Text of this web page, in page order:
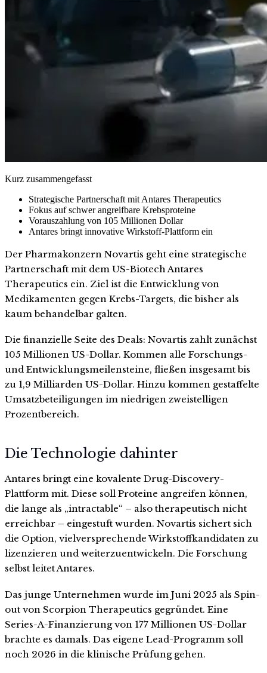
Kurz zusammengefasst
Strategische Partnerschaft mit Antares Therapeutics
Fokus auf schwer angreifbare Krebsproteine
Vorauszahlung von 105 Millionen Dollar
Antares bringt innovative Wirkstoff-Plattform ein
Der Pharmakonzern Novartis geht eine strategische
Partnerschaft mit dem US-Biotech Antares
Therapeutics ein. Ziel ist die Entwicklung von
Medikamenten gegen Krebs-Targets, die bisher als
kaum behandelbar galten.
Die finanzielle Seite des Deals: Novartis zahlt zunächst
105 Millionen US-Dollar. Kommen alle Forschungs-
und Entwicklungsmeilensteine, fließen insgesamt bis
zu 1,9 Milliarden US-Dollar. Hinzu kommen gestaffelte
Umsatzbeteiligungen im niedrigen zweistelligen
Prozentbereich.
Die Technologie dahinter
Antares bringt eine kovalente Drug-Discovery-
Plattform mit. Diese soll Proteine angreifen können,
die lange als „intractable“ – also therapeutisch nicht
erreichbar – eingestuft wurden. Novartis sichert sich
die Option, vielversprechende Wirkstoffkandidaten zu
lizenzieren und weiterzuentwickeln. Die Forschung
selbst leitet Antares.
Das junge Unternehmen wurde im Juni 2025 als Spin-
out von Scorpion Therapeutics gegründet. Eine
Series-A-Finanzierung von 177 Millionen US-Dollar
brachte es damals. Das eigene Lead-Programm soll
noch 2026 in die klinische Prüfung gehen.